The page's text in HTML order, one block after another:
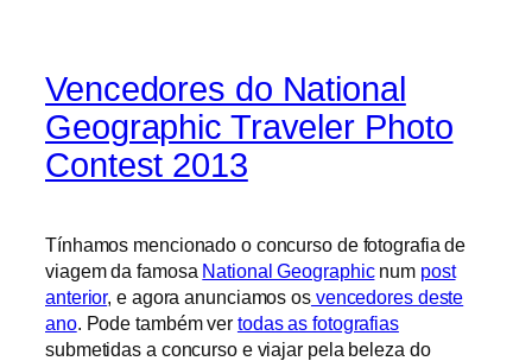
Vencedores do National
Geographic Traveler Photo
Contest 2013
Tínhamos mencionado o concurso de fotografia de
viagem da famosa National Geographicnum post
anterior, e agora anunciamos osvencedores deste
ano. Pode também ver todas as fotografias
submetidas a concurso e viajar pela beleza do